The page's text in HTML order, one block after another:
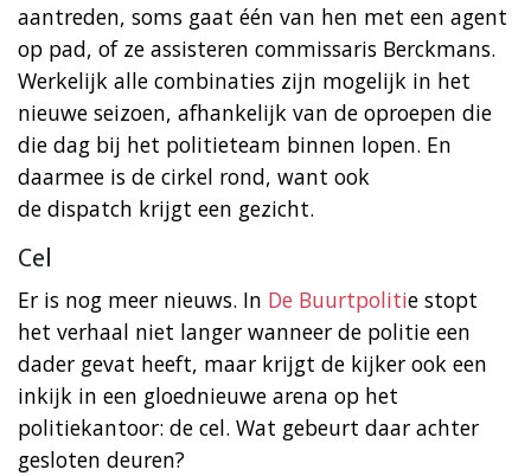
aantreden, soms gaat één van hen met een agent
op pad, of ze assisteren commissaris Berckmans.
Werkelijk alle combinaties zijn mogelijk in het
nieuwe seizoen, afhankelijk van de oproepen die
die dag bij het politieteam binnen lopen. En
daarmee is de cirkel rond, want ook
de dispatch krijgt een gezicht.
Cel
Er is nog meer nieuws. In De Buurtpolitie stopt
het verhaal niet langer wanneer de politie een
dader gevat heeft, maar krijgt de kijker ook een
inkijk in een gloednieuwe arena op het
politiekantoor: de cel. Wat gebeurt daar achter
gesloten deuren?